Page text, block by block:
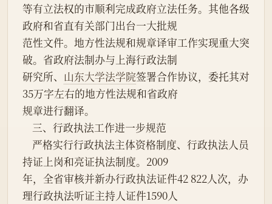
等有立法权的市顺利完成政府立法任务。其他各级
政府和省直有关部门出台一大批规
范性文件。地方性法规和规章译审工作实现重大突
破。省政府法制办与上海行政法制
研究所、 山东大学法学院签署合作协议，委托其对
35万字左右的地方性法规和省政府
规章进行翻译。
    三、行政执法工作进一步规范
持证上岗和亮证执法制度。2009
年，全省审核并新办行政执法证件42 822人次，办
理行政执法听证主持人证件1590人